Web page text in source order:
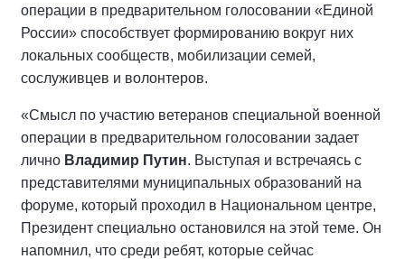
операции в предварительном голосовании «Единой
России» способствует формированию вокруг них
локальных сообществ, мобилизации семей,
сослуживцев и волонтеров.
«Смысл по участию ветеранов специальной военной
операции в предварительном голосовании задает
лично Владимир Путин. Выступая и встречаясь с
представителями муниципальных образований на
форуме, который проходил в Национальном центре,
Президент специально остановился на этой теме. Он
напомнил, что среди ребят, которые сейчас